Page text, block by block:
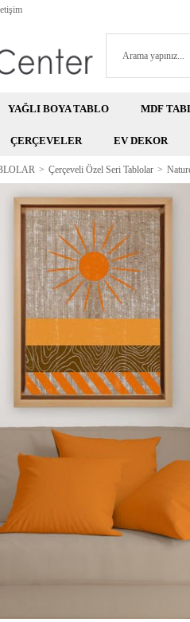
YAĞLI BOYA TABLO MDF
ÇERÇEVELER EV DEKOR
Çerçeveli Özel Seri Tablolar